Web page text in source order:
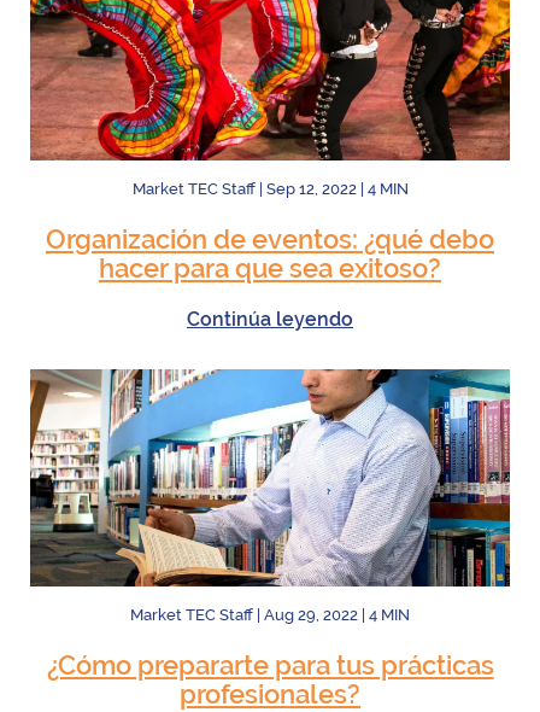
Market TEC Staff Sep 12, 2022 4MIN
Organización de eventos: ¿qué debo
hacer para que sea exitoso?
Continúa leyendo
Market TEC Staff Aug 29, 2022 4 MIN
¿Cómo prepararte para tus prácticas
profesionales?